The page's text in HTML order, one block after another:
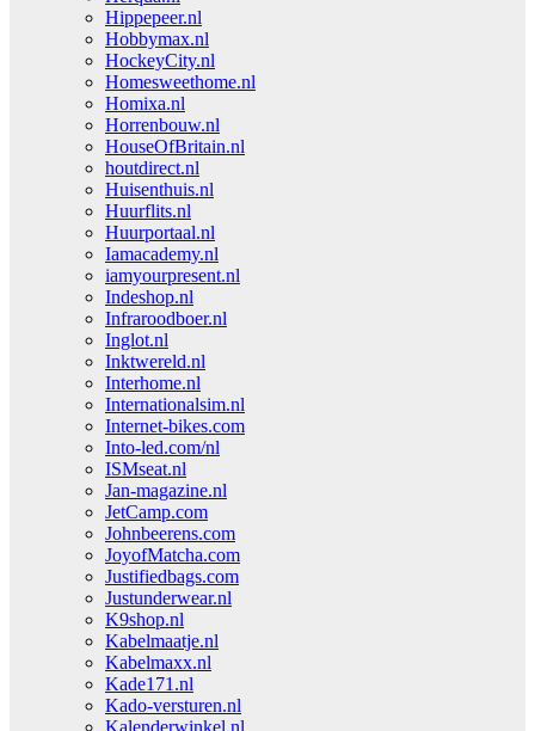
Hippepeer.nl
Hobbymax.nl
HockeyCity.nl
Homesweethome.nl
Homixa.nl
Horrenbouw.nl
HouseOfBritain.nl
houtdirect.nl
Huisenthuis.nl
Huurflits.nl
Huurportaal.nl
Iamacademy.nl
iamyourpresent.nl
Indeshop.nl
Infraroodboer.nl
Inglot.nl
Inktwereld.nl
Interhome.nl
Internationalsim.nl
Internet-bikes.com
Into-led.com/nl
ISMseat.nl
Jan-magazine.nl
JetCamp.com
Johnbeerens.com
JoyofMatcha.com
Justifiedbags.com
Justunderwear.nl
K9shop.nl
Kabelmaatje.nl
Kabelmaxx.nl
Kade171.nl
Kado-versturen.nl
Kalenderwinkel.nl